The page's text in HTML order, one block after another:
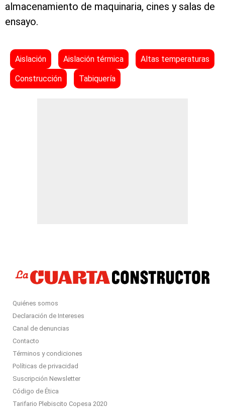
almacenamiento de maquinaria, cines y salas de
ensayo.
Aislación Aislación térmica Altas temperaturas
Construcción Tabiquería
Quiénes somos
Declaración de Intereses
Canal de denuncias
Contacto
Términos y condiciones
Políticas de privacidad
Suscripción Newsletter
Código de Ética
Tarifario Plebiscito Copesa 2020